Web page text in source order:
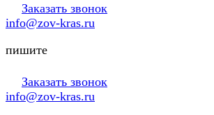
Заказать звонок
info@zov-kras.ru
пишите
Заказать звонок
info@zov-kras.ru